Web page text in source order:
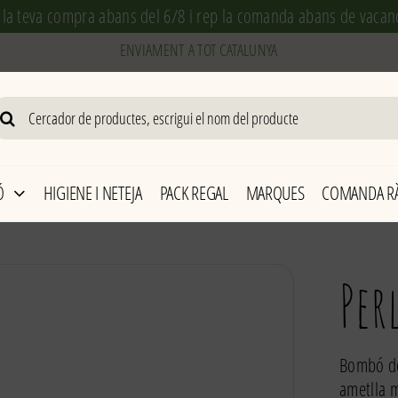
la teva compra abans del 6/8 i rep la comanda abans de
HIGIENE I NETEJA PACK REGAL MARQUES COMANDA
Bombó
ametlla